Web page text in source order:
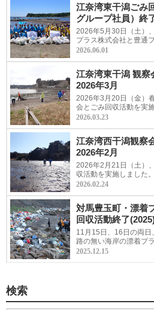
江奈湾東干潟ごみ
グループ社員）終
2026年5月30日（土）
プラス株式会社と豊通
2026.06.01
江奈湾東干潟 観
2026年3月
2026年3月20日（金）
会とごみ回収活動を実
2026.03.23
江奈湾西干潟観察
2026年2月
2026年2月21日（土）
収活動を実施しました
2026.02.24
対馬豊玉町・漂着
回収活動終了
11月15日、16日の両
路の無い海岸の漂着プ
2025.12.15
検索